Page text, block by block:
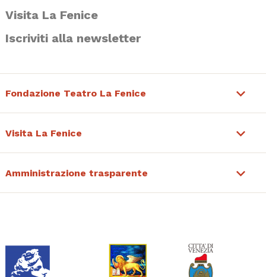
Visita La Fenice
Iscriviti alla newsletter
Fondazione Teatro La Fenice
Visita La Fenice
Amministrazione trasparente